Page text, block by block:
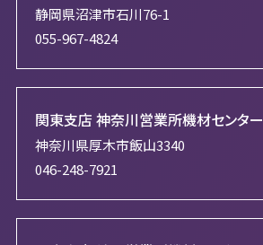
静岡県沼津市石川76-1
055-967-4824
関東支店 神奈川営業所機材センター
神奈川県厚木市飯山3340
046-248-7921